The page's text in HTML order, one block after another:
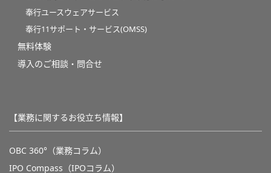
奉行ユースウェアサービス
奉行11サポート・サービス(OMSS)
無料体験
導入のご相談・問合せ
【業務に関するお役立ち情報】
OBC 360°（業務コラム）
IPO Compass（IPOコラム）